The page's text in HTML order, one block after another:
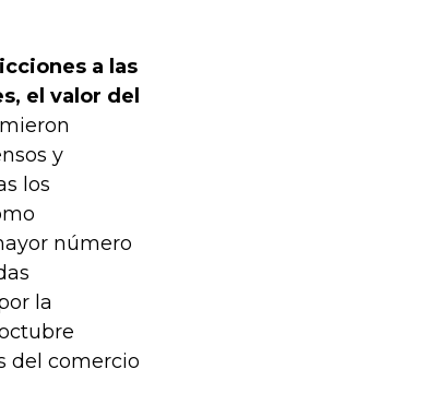
a las
el valor del
y
los
número
la
del comercio